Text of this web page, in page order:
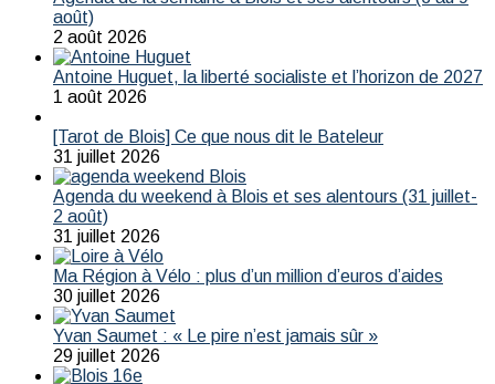
août)
2 août 2026
Antoine Huguet, la liberté socialiste et l’horizon de 2027
1 août 2026
[Tarot de Blois] Ce que nous dit le Bateleur
31 juillet 2026
Agenda du weekend à Blois et ses alentours (31 juillet-
2 août)
31 juillet 2026
Ma Région à Vélo : plus d’un million d’euros d’aides
30 juillet 2026
Yvan Saumet : « Le pire n’est jamais sûr »
29 juillet 2026